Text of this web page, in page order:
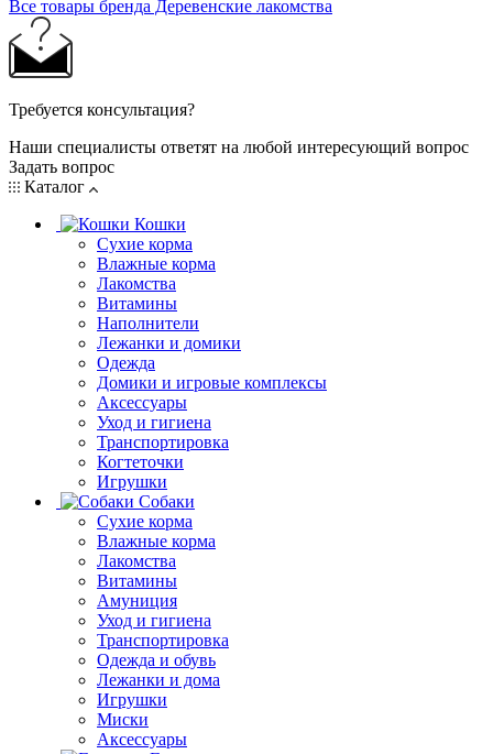
Все товары бренда Деревенские лакомства
Требуется консультация?
Наши специалисты ответят на любой интересующий вопрос
Задать вопрос
Каталог
Кошки
Сухие корма
Влажные корма
Лакомства
Витамины
Наполнители
Лежанки и домики
Одежда
Домики и игровые комплексы
Аксессуары
Уход и гигиена
Транспортировка
Когтеточки
Игрушки
Собаки
Сухие корма
Влажные корма
Лакомства
Витамины
Амуниция
Уход и гигиена
Транспортировка
Одежда и обувь
Лежанки и дома
Игрушки
Миски
Аксессуары